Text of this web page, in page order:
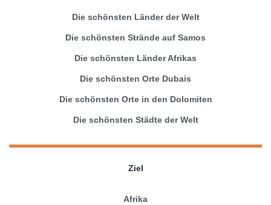
Die schönsten Länder der Welt
Die schönsten Strände auf Samos
Die schönsten Länder Afrikas
Die schönsten Orte Dubais
Die schönsten Orte in den Dolomiten
Die schönsten Städte der Welt
Ziel
Afrika